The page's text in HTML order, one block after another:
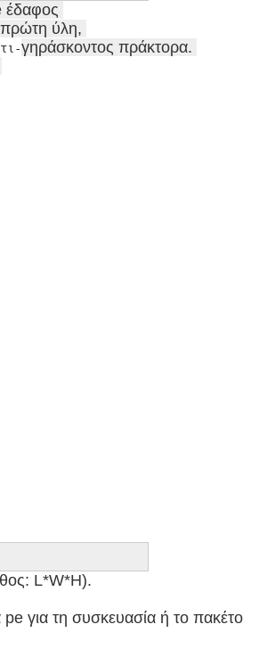
έδαφος
ύλη,
γηράσκοντος πράκτορα.
L*W*H).
pe για τη συσκευασία ή το πακέτο